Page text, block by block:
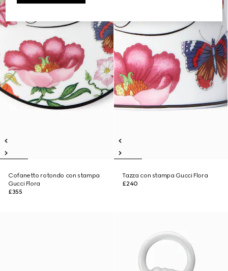
Cofanetto rotondo con stampa
Gucci Flora
£355
Tazza con stampa Gucci Flora
£240